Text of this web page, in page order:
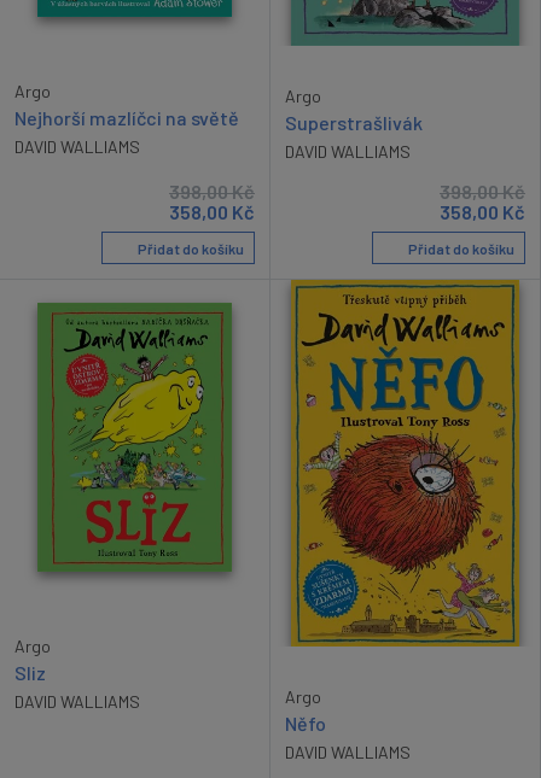
Argo
Nejhorší mazlíčci na světě
DAVID WALLIAMS
398,00Kč
358,00 Kč
Přidat do košíku
Argo
Superstrašlivák
DAVID WALLIAMS
398,00Kč
358,00 Kč
Přidat do košíku
Argo
Sliz
DAVID WALLIAMS Argo
Něfo
DAVID WALLIAMS